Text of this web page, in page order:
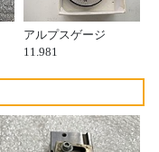
アルプスゲージ
11.981